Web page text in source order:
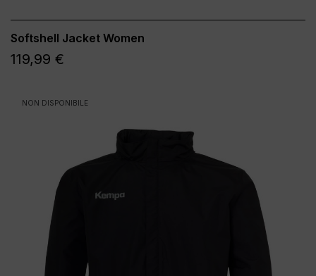
Softshell Jacket Women
119,99 €
NON DISPONIBILE